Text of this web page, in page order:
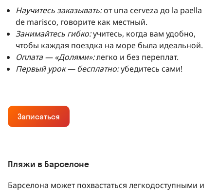
Научитесь заказывать:от una cerveza до la paella
de marisco, говорите как местный.
Занимайтесь гибко:учитесь, когда вам удобно,
чтобы каждая поездка на море была идеальной.
Оплата — «Долями»:легко и без переплат.
Первый урок — бесплатно:убедитесь сами!
Записаться
Пляжи в Барселоне
Барселона может похвастаться легкодоступными и